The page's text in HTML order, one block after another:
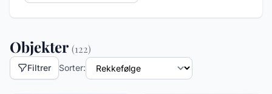
Objekter (122)
Filtrer Sorter: